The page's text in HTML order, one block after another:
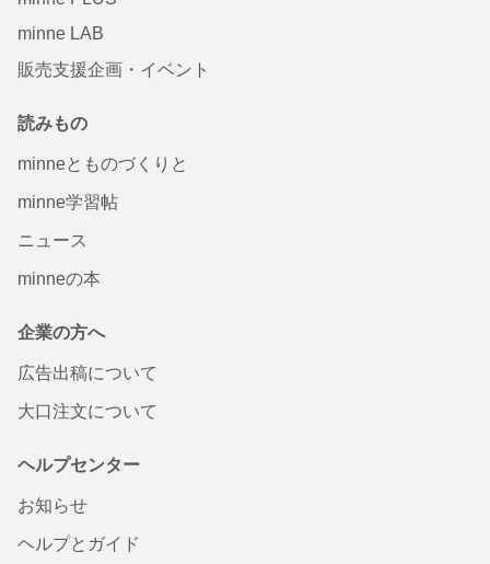
minne LAB
販売支援企画・イベント
読みもの
minneとものづくりと
minne学習帖
ニュース
minneの本
企業の方へ
広告出稿について
大口注文について
ヘルプセンター
お知らせ
ヘルプとガイド